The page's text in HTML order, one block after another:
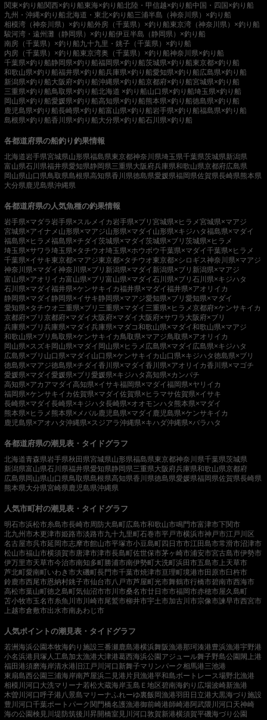
関東×釣り船関西×釣り船東海×釣り船北陸・甲信越×釣り船中国・四国×釣り船
九州・沖縄×釣り船北海道・東北×釣り船三浦半島（神奈川県）×釣り船
相模湾（神奈川県）×釣り船外房（千葉県）×釣り船東京湾（神奈川県）×釣り船
駿河湾・遠州灘（静岡県）×釣り船伊豆半島（静岡県）×釣り船
南房（千葉県）×釣り船九十九里・銚子（千葉県）×釣り船
内房（千葉県）×釣り船東京湾奥（千葉県）×釣り船神奈川県×釣り船
千葉県×釣り船静岡県×釣り船福岡県×釣り船茨城県×釣り船東京都×釣り船
和歌山県×釣り船福井県×釣り船兵庫県×釣り船愛知県×釣り船広島県×釣り船
新潟県×釣り船大阪府×釣り船沖縄県×釣り船京都府×釣り船宮城県×釣り船
三重県×釣り船鳥取県×釣り船北海道 ×釣り船山口県×釣り船埼玉県×釣り船
岡山県×釣り船愛媛県×釣り船高知県×釣り船熊本県×釣り船徳島県×釣り船
鹿児島県×釣り船長崎県×釣り船富山県×釣り船岩手県×釣り船福島県×釣り船
島根県×釣り船香川県×釣り船大分県×釣り船石川県×釣り船
各都道府県の船釣り釣果情報
北海道岩手県宮城県山形県福島県東京都神奈川県埼玉県千葉県茨城県新潟県
富山県石川県福井県愛知県静岡県三重県大阪府兵庫県和歌山県京都府広島県
岡山県山口県鳥取県島根県高知県香川県徳島県愛媛県福岡県佐賀県長崎県熊本県
大分県 鹿児島県沖縄県
各都道府県の人気魚種の釣果情報
岩手県×マダラ 岩手県×スルメイカ 岩手県×ブリ 宮城県×ヒラメ宮城県×マアジ
宮城県×アイナメ 山形県×マアジ山形県×マダイ 山形県×キジハタ福島県×マダイ
福島県×ヒラメ福島県×チダイ茨城県×マダイ茨城県×ブリ 茨城県×ヒラメ
埼玉県×サワラ埼玉県×タチウオ埼玉県×ホウボウ千葉県×マダイ千葉県×ヒラメ
千葉県×イサキ東京都×マアジ東京都×タチウオ東京都×シロギス神奈川県×マアジ
神奈川県×マダイ神奈川県×ブリ 新潟県×マダイ 新潟県×ブリ 新潟県×マアジ
富山県×アオリイカ富山県×ブリ 富山県×マダイ石川県×ブリ 石川県×キジハタ
石川県×マダイ福井県×ケンサキイカ福井県×マダイ福井県×アオリイカ
静岡県×マダイ静岡県×イサキ静岡県×マアジ愛知県×ブリ 愛知県×マダイ
愛知県×タチウオ三重県×ブリ 三重県×マダイ 三重県×ヒラメ京都府×ケンサキイカ
京都府×ブリ 京都府×マダイ 大阪府×マダイ 大阪府×サワラ 大阪府×ブリ
兵庫県×ブリ 兵庫県×マダイ兵庫県×マダコ和歌山県×マダイ和歌山県×マアジ
和歌山県×ブリ 鳥取県×ケンサキイカ 鳥取県×マアジ鳥取県×アオリイカ
岡山県×スズキ岡山県×マダイ 岡山県×ヒラメ 広島県×マダイ 広島県×キジハタ
広島県×ブリ 山口県×マダイ 山口県×ケンサキイカ 山口県×キジハタ徳島県×ブリ
徳島県×マアジ徳島県×チダイ香川県×マダイ香川県×アオリイカ香川県×マゴチ
愛媛県×マダイ愛媛県×ブリ 愛媛県×キジハタ高知県×カンパチ
高知県×アカアマダイ高知県×イサキ福岡県×マダイ福岡県×ヤリイカ
福岡県×ケンサキイカ佐賀県×マダイ佐賀県×ヒラマサ佐賀県×イサキ
長崎県×マダイ長崎県×キジハタ長崎県×オオモンハタ 熊本県×マダイ
熊本県×ヒラメ 熊本県×メバル鹿児島県×マダイ 鹿児島県×ケンサキイカ
鹿児島県×アオハタ沖縄県×スジアラ沖縄県×キハダ沖縄県×バラハタ
各都道府県の潮見表・タイドグラフ
北海道青森県岩手県秋田県宮城県山形県福島県東京都神奈川県千葉県茨城県
新潟県富山県石川県福井県愛知県静岡県三重県大阪府兵庫県和歌山県京都府
広島県岡山県山口県鳥取県島根県高知県香川県徳島県愛媛県福岡県佐賀県長崎県
熊本県大分県宮崎県 鹿児島県沖縄県
人気市町村の潮見表・タイドグラフ
明石市浜松市糸島市長崎市周防大島町広島市和歌山市鳴門市富津市下関市
北九州市木更津市姫路市淡路市九十九里町石巻市平戸市横浜市神戸市江戸川区
名古屋市呉市延岡市志摩市館山市平塚市小豆島町四日市市江田島市常滑市沼津市
松山市福山市横須賀市唐津市津市長島町佐世保市茅ヶ崎市浦安市宮古島市伊勢市
伊万里市天草市今治市南知多町勝浦市南伊勢町大洗町浜田市五島市 上天草市
芦北町愛南町いわき市大磯町長門市千葉市焼津市亘理町境港市田原市臼杵市
鈴鹿市西尾市恩納村銚子市仙台市八戸市芦屋町光市舞鶴市行橋市碧南市西海市
高松市葉山町徳之島町気仙沼市市川市桑名市廿日市市福岡市赤穂市屋久島町
苫小牧市玉名市糸魚川市 川崎市尾鷲市柳井市宇土市加古川市宗像市諫早市西宮市
上越市倉敷市出水市南あわじ市
人気ポイントの潮見表・タイドグラフ
若洲海浜公園本牧海釣り施設三番瀬 鹿島港横浜舞阪漁港那珂湊港豊浜漁港宇野港
小名浜港 貝塚人工島加太漁港大津港葛西海浜公園アジュール舞子野島公園閖上港
福田港須磨海岸清水港 旧江戸川河口 新舞子マリンパーク相馬港三池港
東扇島西公園三浦海岸南芦屋浜二見港 片貝漁港平和島ボートレース場野北漁港
相模川河口 大洗マリーナ若松大蔵海岸玉島Ｅ地区碧南海釣り広場波崎新漁港
木曽川河口呼子港 八景島マリーナふれーゆ裏飯岡漁港羽田 日立港大黒海づり施設
豊川河口千葉ポートパーク関門橋名護漁港御前崎港師崎港阿武隈川河口 天神崎
海の公園検見川堤防筑後川昇開橋室見川河口敦賀新港横須賀平磯海づり公園